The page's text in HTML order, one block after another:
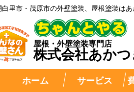
里市・茂原市の外壁塗装、屋根塗装はあ
屋根・外壁塗装専門店
株式会社あかつ
ホーム サービス